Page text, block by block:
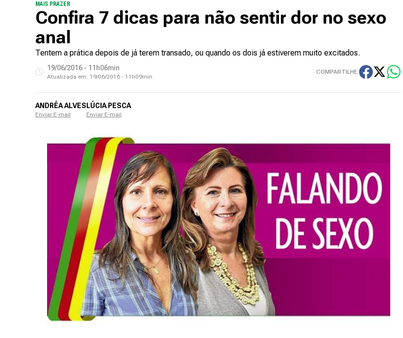
MAIS PRAZER
Confira 7 dicas para não sentir dor no sexo
anal
Tentem a prática depois de já terem transado, ou quando os dois já estiverem muito excitados.
19/06/2016 - 11h06min
Atualizada em: 19/06/2016 - 11h09min
COMPARTILHE:
ANDRÉA ALVES
Enviar E-mail
LÚCIA PESCA
Enviar E-mail